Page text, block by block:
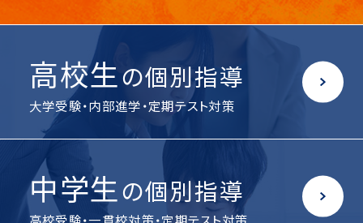
高校生の個別指導
大学受験・内部進学・定期テスト対策
中学生の個別指導